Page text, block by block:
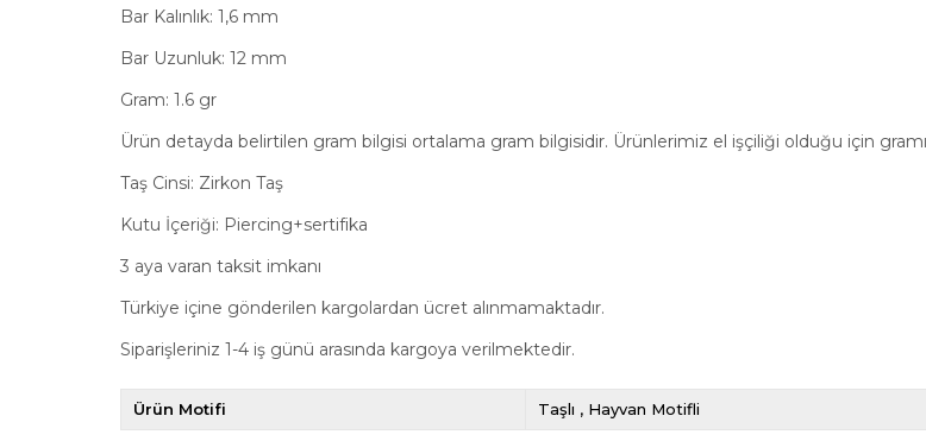
Bar Kalınlık: 1,6 mm
Bar Uzunluk: 12 mm
Gram: 1.6 gr
Ürün detayda belirtilen gram bilgisi ortalama gram bilgisidir. Ürünlerimiz el işçiliği olduğu için
Taş Cinsi: Zirkon Taş
Kutu İçeriği: Piercing+sertifika
3 aya varan taksit imkanı
Türkiye içine gönderilen kargolardan ücret alınmamaktadır.
Siparişleriniz 1-4 iş günü arasında kargoya verilmektedir.
Ürün Motifi Taşlı Hayvan Motifli